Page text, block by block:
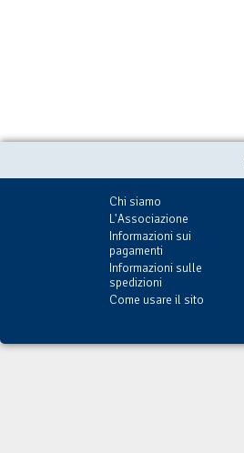
Chi siamo
L'Associazione
Informazioni sui
pagamenti
Informazioni sulle
spedizioni
Come usare il sito